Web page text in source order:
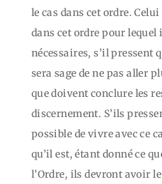
le cas dans cet ordre.
dans cet ordre pour
nécessaires, s’il pressent
sera sage de ne pas aller
que doivent conclure les
discernement. S’ils
possible de vivre avec ce
qu’il est, étant donné ce
l’Ordre, ils devront avoir